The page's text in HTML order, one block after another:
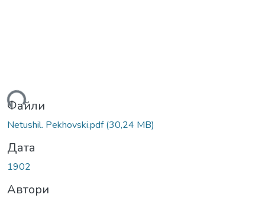
Файли
Netushil. Pekhovski.pdf(30,24 MB)
Дата
1902
Автори